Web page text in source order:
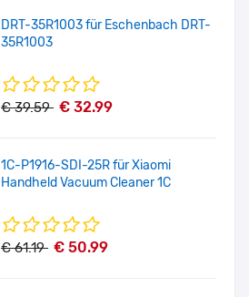
DRT-35R1003 für Eschenbach DRT-
35R1003
€ 39.59 € 32.99
1C-P1916-SDI-25R für Xiaomi
Handheld Vacuum Cleaner 1C
€ 61.19 € 50.99